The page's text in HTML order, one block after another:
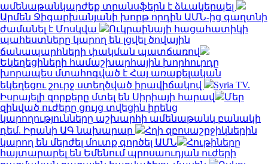
ամենաթանկարժեք տրանսֆերն է ձևակերպել
Արմեն Ջիգարխանյանի խորթ որդին ԱՄՆ-ից գաղտնի
ժամանել է Մոսկվա
Ուկրաինայի հացահատիկի
պահեստները կարող են լցվել ծովային
ճանապարհների փակման պատճառով
Եկեղեցիների համաշխարհային խորհուրդը
խորապես մտահոգված է Հայ առաքելական
եկեղեցու շուրջ ստեղծված իրավիճակով
Syria TV.
Իսրայելի զորքերը մտել են Սիրիայի հարավ
Մեր
զինված ուժերը ցույց տվեցին իրենց
կարողությունները աշխարհի ամենաթանկ բանակի
դեմ. Իրանի ԱԳ նախարար
Հղի զբոսաշրջիկներին
կարող են մերժել մուտք գործել ԱՄՆ
Հութիները
հայտարարել են Եմենում պրոսաուդյան ուժերի